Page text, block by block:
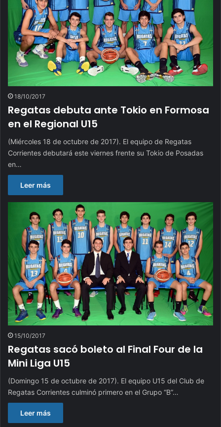
18/10/2017
Regatas debuta ante Tokio en Formosa
en el Regional U15
(Miércoles 18 de octubre de 2017). El equipo de Regatas
Corrientes debutará este viernes frente su Tokio de Posadas
en…
Leer más
15/10/2017
Regatas sacó boleto al Final Four de la
Mini Liga U15
(Domingo 15 de octubre de 2017). El equipo U15 del Club de
Regatas Corrientes culminó primero en el Grupo “B”…
Leer más